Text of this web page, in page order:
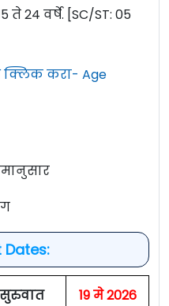
ते 24 वर्षे. [SC/ST: 05
करा- Age
19 मे 2026